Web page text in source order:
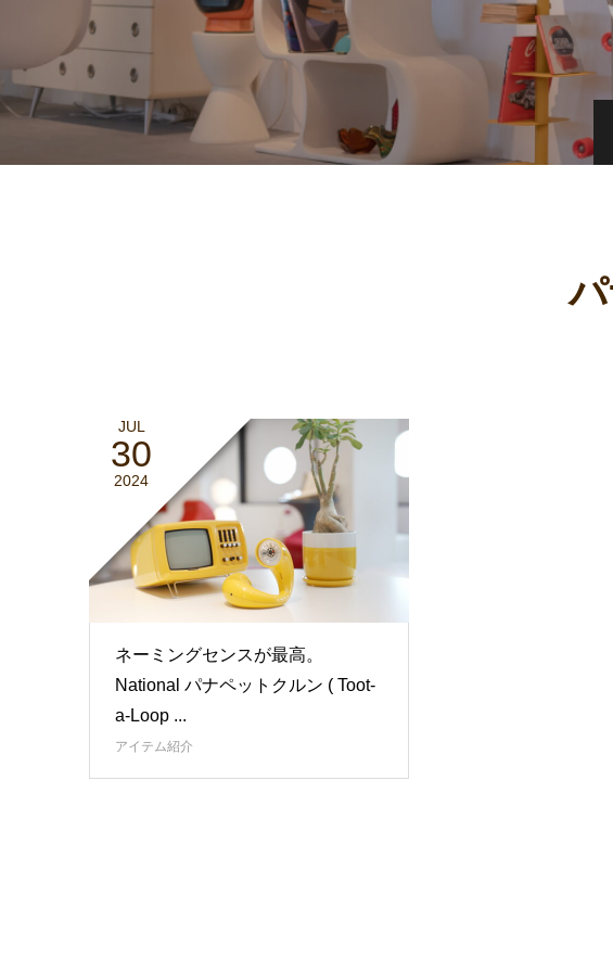
JUL
30
2024
ネーミングセンスが最高。
National パナペットクルン ( Toot-
a-Loop ...
アイテム紹介